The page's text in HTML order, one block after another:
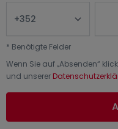
* Benötigte Felder
Wenn Sie auf „Absenden“
und unserer